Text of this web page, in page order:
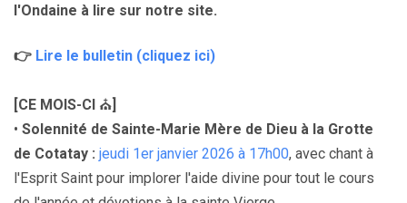
l'Ondaine à lire sur notre site.
👉 Lire le bulletin (cliquez ici)
[CE MOIS-CI ⛪]
• Solennité de Sainte-Marie Mère de Dieu à la Grotte
de Cotatay : jeudi 1er janvier 2026 à 17h00, avec chant à
l'Esprit Saint pour implorer l'aide divine pour tout le cours